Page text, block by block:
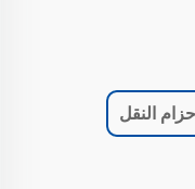
حزام النقل